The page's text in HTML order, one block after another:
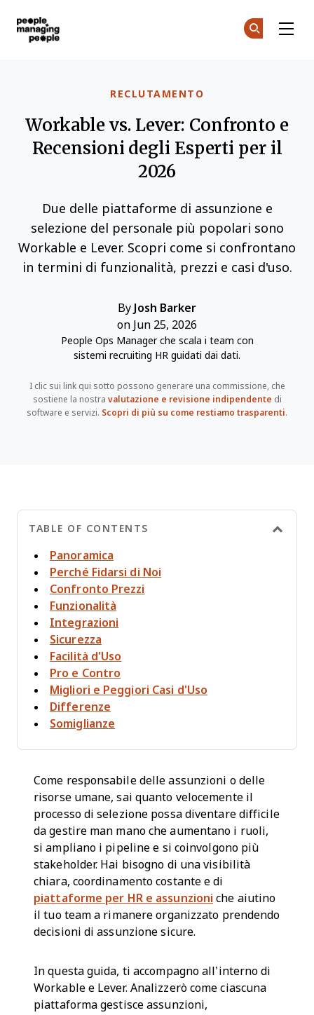
RECLUTAMENTO
Workable vs. Lever: Confronto e
Recensioni degli Esperti per il
2026
Due delle piattaforme di assunzione e
selezione del personale più popolari sono
Workable e Lever. Scopri come si confrontano
in termini di funzionalità, prezzi e casi d'uso.
By Josh Barker
on Jun 25, 2026
People Ops Manager che scala i team con
sistemi recruiting HR guidati dai dati.
I clic sui link qui sotto possono generare una commissione, che
sostiene la nostra valutazione e revisione indipendente di
software e servizi. Scopri di più su come restiamo trasparenti.
TABLE OF CONTENTS
Panoramica
Perché Fidarsi di Noi
Confronto Prezzi
Funzionalità
Integrazioni
Sicurezza
Facilità d'Uso
Pro e Contro
Migliori e Peggiori Casi d'Uso
Differenze
Somiglianze
Come responsabile delle assunzioni o delle
risorse umane, sai quanto velocemente il
processo di selezione possa diventare difficile
da gestire man mano che aumentano i ruoli,
si ampliano i pipeline e si coinvolgono più
stakeholder. Hai bisogno di una visibilità
chiara, coordinamento costante e di
piattaforme per HR e assunzioni che aiutino
il tuo team a rimanere organizzato prendendo
decisioni di assunzione sicure.
In questa guida, ti accompagno all’interno di
Workable e Lever. Analizzerò come ciascuna
piattaforma gestisce assunzioni,